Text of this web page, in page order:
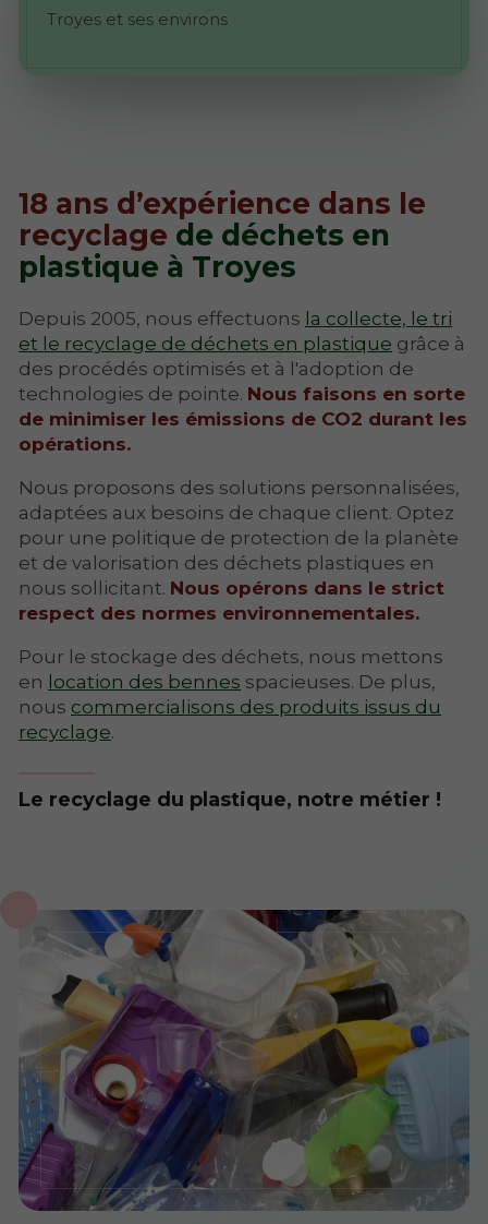
Troyes et ses environs
18 ans d’expérience dans le
recyclage de déchets en
plastique à Troyes
Depuis 2005, nous effectuons la collecte, le tri
et le recyclage de déchets en plastique grâce à
des procédés optimisés et à l'adoption de
technologies de pointe. Nous faisons en sorte
de minimiser les émissions de CO2 durant les
opérations.
Nous proposons des solutions personnalisées,
adaptées aux besoins de chaque client. Optez
pour une politique de protection de la planète
et de valorisation des déchets plastiques en
nous sollicitant. Nous opérons dans le strict
respect des normes environnementales.
Pour le stockage des déchets, nous mettons
en location des bennes spacieuses. De plus,
nous commercialisons des produits issus du
recyclage.
Le recyclage du plastique, notre métier !